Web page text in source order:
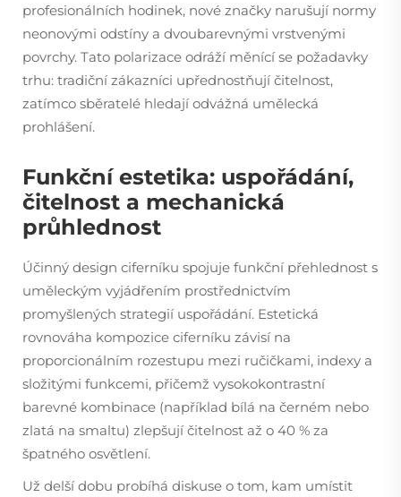
profesionálních hodinek, nové značky narušují normy
neonovými odstíny a dvoubarevnými vrstvenými
povrchy. Tato polarizace odráží měnící se požadavky
trhu: tradiční zákazníci upřednostňují čitelnost,
zatímco sběratelé hledají odvážná umělecká
prohlášení.
Funkční estetika: uspořádání,
čitelnost a mechanická
průhlednost
Účinný design ciferníku spojuje funkční přehlednost s
uměleckým vyjádřením prostřednictvím
promyšlených strategií uspořádání. Estetická
rovnováha kompozice ciferníku závisí na
proporcionálním rozestupu mezi ručičkami, indexy a
složitými funkcemi, přičemž vysokokontrastní
barevné kombinace (například bílá na černém nebo
zlatá na smaltu) zlepšují čitelnost až o 40 % za
špatného osvětlení.
Už delší dobu probíhá diskuse o tom, kam umístit